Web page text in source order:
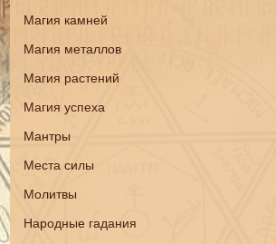
Магия камней
Магия металлов
Магия растений
Магия успеха
Мантры
Места силы
Молитвы
Народные гадания